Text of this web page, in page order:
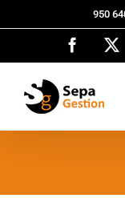
al
950